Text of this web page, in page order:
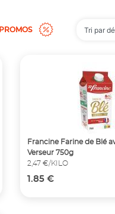
PROMOS
Francine Farine de Blé
Verseur 750g
2,47 €/KILO
1.85 €